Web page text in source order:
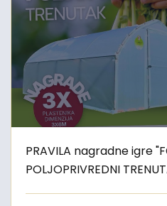
PRAVILA nagradne igre
POLJOPRIVREDNI